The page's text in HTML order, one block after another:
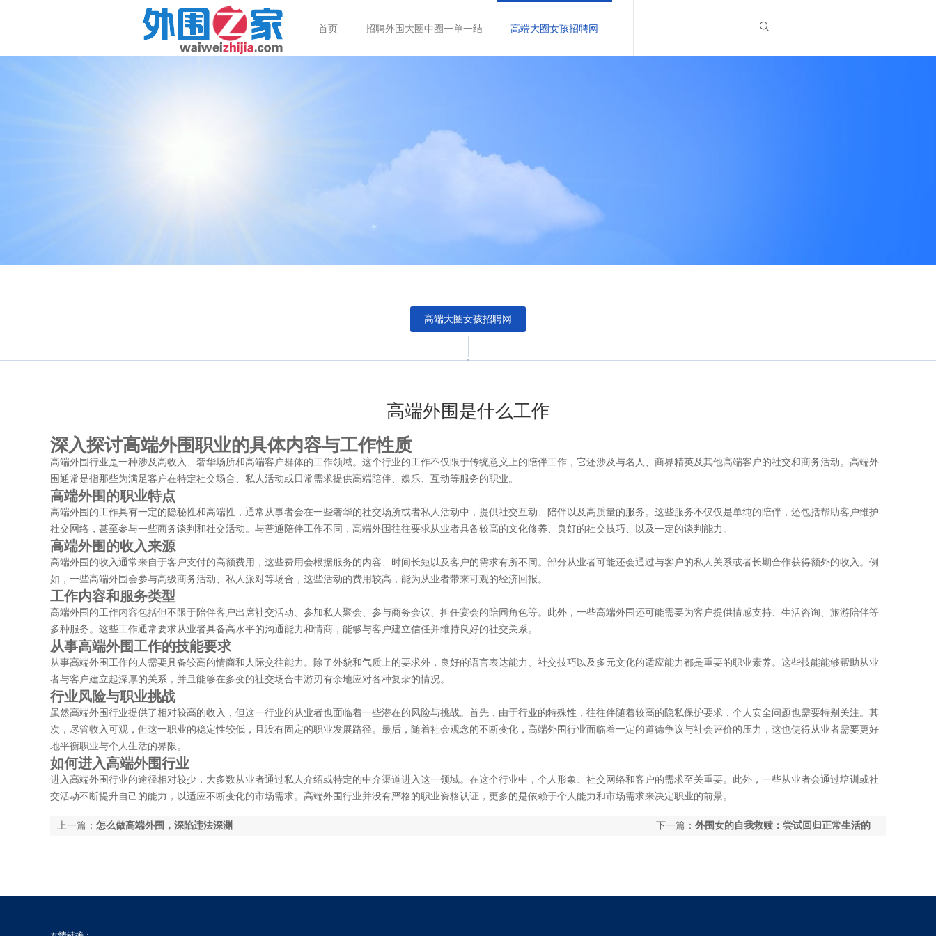
首页 招聘外围大圈中圈一单一结 高端大圈女孩招聘网
高端大圈女孩招聘网
高端外围是什么工作
深入探讨高端外围职业的具体内容与工作性质
高端外围行业是一种涉及高收入、奢华场所和高端客户群体的工作领域。这个行业的工作不仅限于传统意义上的陪伴工作，它还涉及与名人、商界精英及其他高端客户的社交和商务活动。高端外
围通常是指那些为满足客户在特定社交场合、私人活动或日常需求提供高端陪伴、娱乐、互动等服务的职业。
高端外围的职业特点
高端外围的工作具有一定的隐秘性和高端性，通常从事者会在一些奢华的社交场所或者私人活动中，提供社交互动、陪伴以及高质量的服务。这些服务不仅仅是单纯的陪伴，还包括帮助客户维护
社交网络，甚至参与一些商务谈判和社交活动。与普通陪伴工作不同，高端外围往往要求从业者具备较高的文化修养、良好的社交技巧、以及一定的谈判能力。
高端外围的收入来源
高端外围的收入通常来自于客户支付的高额费用，这些费用会根据服务的内容、时间长短以及客户的需求有所不同。部分从业者可能还会通过与客户的私人关系或者长期合作获得额外的收入。例
如，一些高端外围会参与高级商务活动、私人派对等场合，这些活动的费用较高，能为从业者带来可观的经济回报。
工作内容和服务类型
高端外围的工作内容包括但不限于陪伴客户出席社交活动、参加私人聚会、参与商务会议、担任宴会的陪同角色等。此外，一些高端外围还可能需要为客户提供情感支持、生活咨询、旅游陪伴等
多种服务。这些工作通常要求从业者具备高水平的沟通能力和情商，能够与客户建立信任并维持良好的社交关系。
从事高端外围工作的技能要求
从事高端外围工作的人需要具备较高的情商和人际交往能力。除了外貌和气质上的要求外，良好的语言表达能力、社交技巧以及多元文化的适应能力都是重要的职业素养。这些技能能够帮助从业
者与客户建立起深厚的关系，并且能够在多变的社交场合中游刃有余地应对各种复杂的情况。
行业风险与职业挑战
虽然高端外围行业提供了相对较高的收入，但这一行业的从业者也面临着一些潜在的风险与挑战。首先，由于行业的特殊性，往往伴随着较高的隐私保护要求，个人安全问题也需要特别关注。其
次，尽管收入可观，但这一职业的稳定性较低，且没有固定的职业发展路径。最后，随着社会观念的不断变化，高端外围行业面临着一定的道德争议与社会评价的压力，这也使得从业者需要更好
地平衡职业与个人生活的界限。
如何进入高端外围行业
进入高端外围行业的途径相对较少，大多数从业者通过私人介绍或特定的中介渠道进入这一领域。在这个行业中，个人形象、社交网络和客户的需求至关重要。此外，一些从业者会通过培训或社
交活动不断提升自己的能力，以适应不断变化的市场需求。高端外围行业并没有严格的职业资格认证，更多的是依赖于个人能力和市场需求来决定职业的前景。
下一篇： 外围女的自我救赎：尝试回归正常生活的
上一篇： 怎么做高端外围，深陷违法深渊